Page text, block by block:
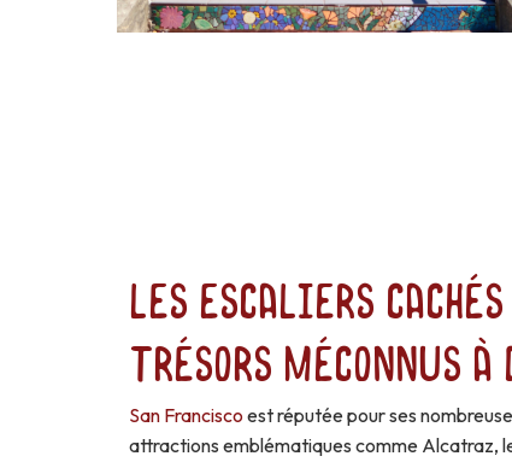
Les escaliers cachés
trésors méconnus
San Francisco est réputée pour ses
attractions emblématiques comme Alcatraz,